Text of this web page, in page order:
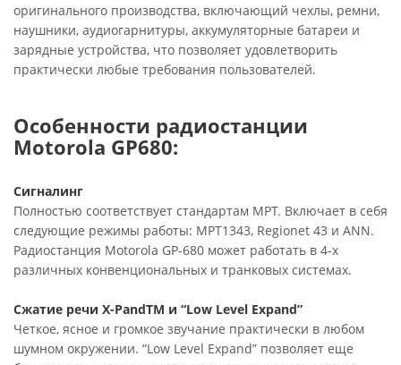
оригинального производства, включающий чехлы, ремни,
наушники, аудиогарнитуры, аккумуляторные батареи и
зарядные устройства, что позволяет удовлетворить
практически любые требования пользователей.
Особенности радиостанции
Motorola GP680:
Сигналинг
Полностью соответствует стандартам MPT. Включает в себя
следующие режимы работы: MPT1343, Regionet 43 и ANN.
Радиостанция Motorola GP-680 может работать в 4-х
различных конвенциональных и транковых системах.
Сжатие речи X-PandTM и “Low Level Expand”
Четкое, ясное и громкое звучание практически в любом
шумном окружении. “Low Level Expand” позволяет еще